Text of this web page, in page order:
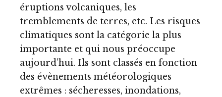
éruptions volcaniques, les
tremblements de terres, etc. Les risques
climatiques sont la catégorie la plus
importante et qui nous préoccupe
aujourd’hui. Ils sont classés en fonction
des évènements météorologiques
extrêmes : sécheresses, inondations,